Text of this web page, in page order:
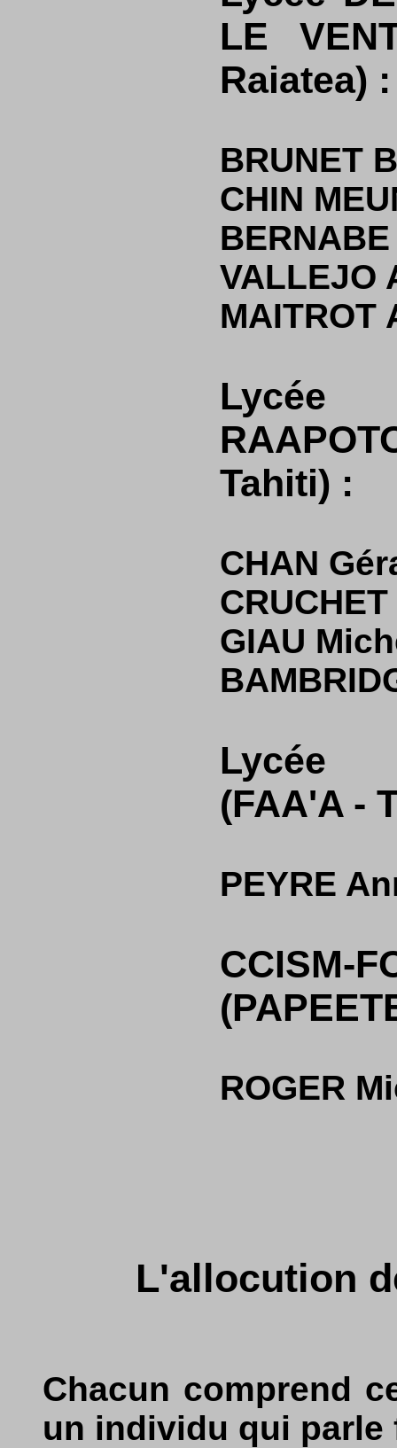
LE
Raiatea) :
BRUNET
CHIN
VALLEJO
MAITROT
Tahiti) :
CHAN
GIAU
Lycée
(FAA'A -
PEYRE
CCISM-
ROGER
L'allocution
Chacun comprend
un individu qui parle